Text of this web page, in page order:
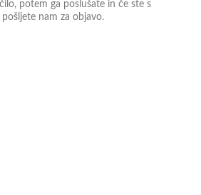
potem ga poslušate in če ste s
nam za objavo.